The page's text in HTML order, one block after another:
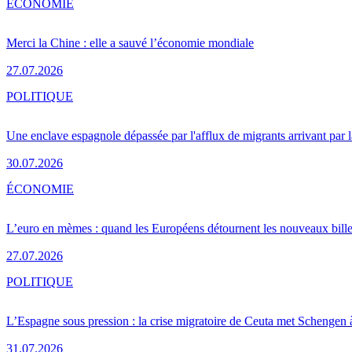
Merci la Chine : elle a sauvé l’économie mondiale
27.07.2026
ÉCONOMIE
Une enclave espagnole dépassée par l'afflux de migrants arrivant par
30.07.2026
POLITIQUE
L’euro en mèmes : quand les Européens détournent les nouveaux
27.07.2026
ÉCONOMIE
L’Espagne sous pression : la crise migratoire de Ceuta met Schengen
31.07.2026
POLITIQUE